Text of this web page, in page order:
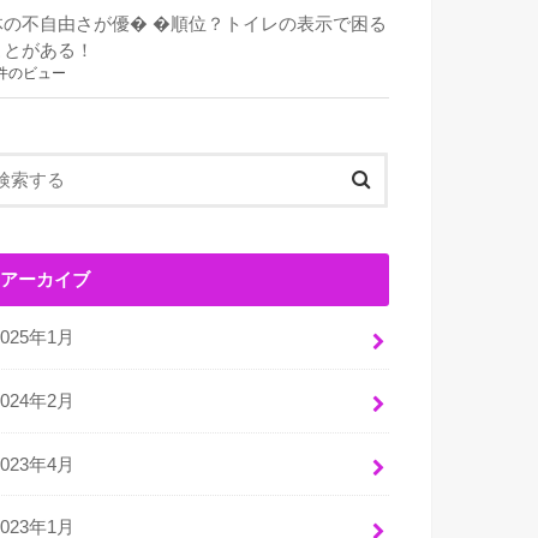
の不自由さが優� �順位？トイレの表示で困る
がある！
のビュー
アーカイブ
年1月
年2月
年4月
年1月